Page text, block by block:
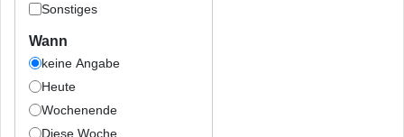
Sonstiges
Wann
keine Angabe
Heute
Wochenende
Diese Woche